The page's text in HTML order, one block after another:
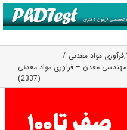
,فرآوری مواد معدنی
دانلود سوالات آزمون دکتری 1400 مهندسی معدن – فرآوری مواد معدنی
(2337)